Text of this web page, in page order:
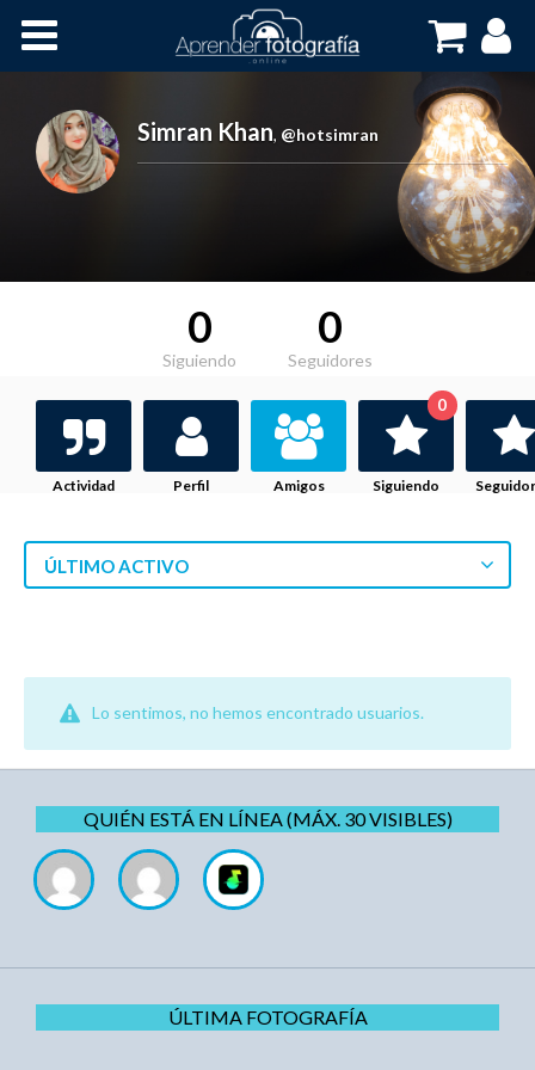
Cursos OnLine
Simran Khan, @hotsimran
0
Siguiendo
0
Seguidores
Actividad Perfil Amigos Siguiendo
0
ÚLTIMO ACTIVO
Lo sentimos, no hemos encontrado usuarios.
QUIÉN ESTÁ EN LÍNEA (MÁX. 30 VISIBLES)
ÚLTIMA FOTOGRAFÍA